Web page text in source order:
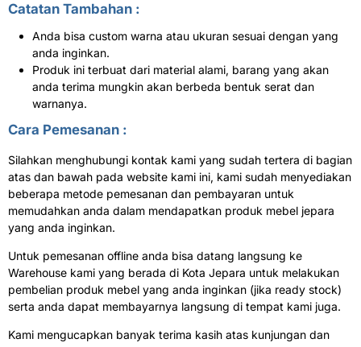
Catatan Tambahan :
Anda bisa custom warna atau ukuran sesuai dengan yang
anda inginkan.
Produk ini terbuat dari material alami, barang yang akan
anda terima mungkin akan berbeda bentuk serat dan
warnanya.
Cara Pemesanan :
Silahkan menghubungi kontak kami yang sudah tertera di bagian
atas dan bawah pada website kami ini, kami sudah menyediakan
beberapa metode pemesanan dan pembayaran untuk
memudahkan anda dalam mendapatkan produk mebel jepara
yang anda inginkan.
Untuk pemesanan offline anda bisa datang langsung ke
Warehouse kami yang berada di Kota Jepara untuk melakukan
pembelian produk mebel yang anda inginkan (jika ready stock)
serta anda dapat membayarnya langsung di tempat kami juga.
Kami mengucapkan banyak terima kasih atas kunjungan dan